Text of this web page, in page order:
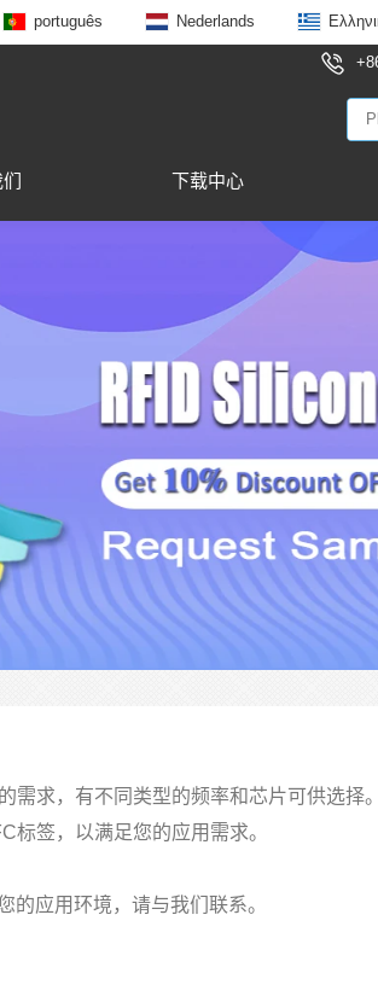
português Nederlands
下载中心
求，有不同类型的频率和芯片可供选择
标签，以满足您的应用需求。
应用环境，请与我们联系。